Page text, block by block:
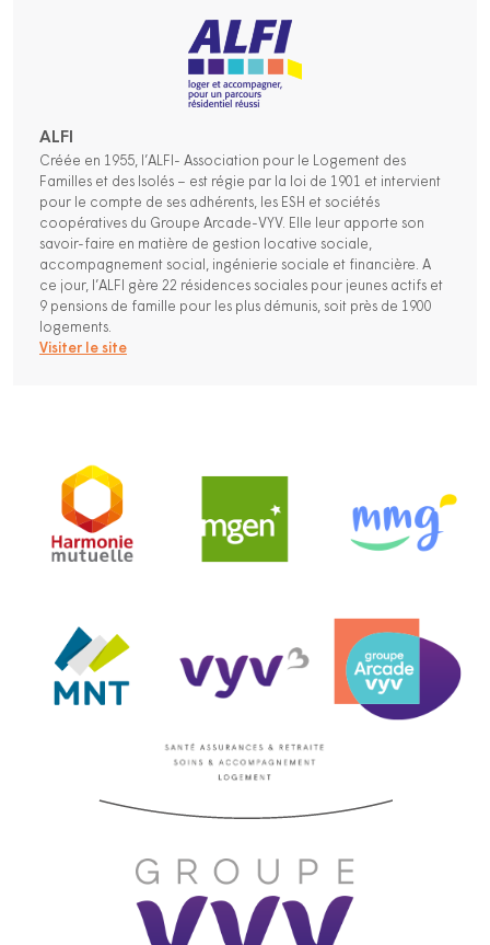
ALFI
Créée en 1955, l’ALFI- Association pour le Logement des
Familles et des Isolés – est régie par la loi de 1901 et intervient
pour le compte de ses adhérents, les ESH et sociétés
coopératives du Groupe Arcade-VYV. Elle leur apporte son
savoir-faire en matière de gestion locative sociale,
accompagnement social, ingénierie sociale et financière. A
ce jour, l’ALFI gère 22 résidences sociales pour jeunes actifs et
9 pensions de famille pour les plus démunis, soit près de 1900
logements.
Visiter le site